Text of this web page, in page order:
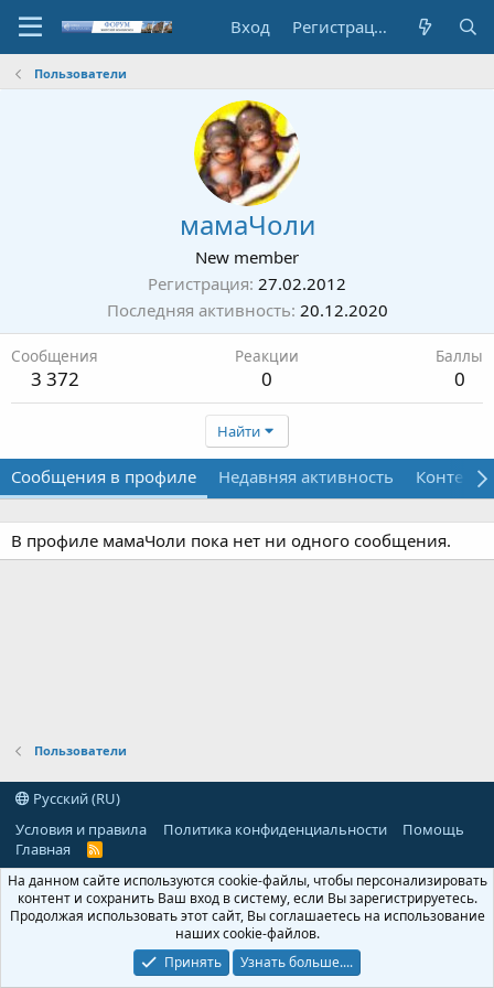
Вход Регистрация
Пользователи
мамаЧоли
New member
Регистрация 27.02.2012
Последняя активность 20.12.2020
Сообщения
3 372
Реакции
0
Баллы
0
Найти
Сообщения в профиле Недавняя активность Контент
В профиле мамаЧоли пока нет ни одного сообщения.
Пользователи
Русский (RU)
Условия и правила
Политика конфиденциальности
Помощь
Главная
R
S
На данном сайте используются cookie-файлы, чтобы персонализировать
контент и сохранить Ваш вход в систему, если Вы зарегистрируетесь.
Продолжая использовать этот сайт, Вы соглашаетесь на использование
наших cookie-файлов.
Принять
Узнать больше....